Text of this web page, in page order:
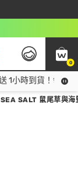
0
1小時到貨！領神
SALT 鼠尾草與